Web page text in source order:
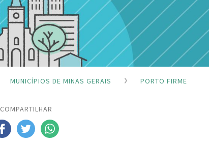
MUNICÍPIOS DE MINAS GERAIS PORTO FIRME
COMPARTILHAR